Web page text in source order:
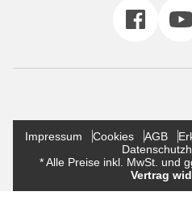
Impressum Cookies AGB
* Alle Preise inkl. MwSt. und
Vertrag